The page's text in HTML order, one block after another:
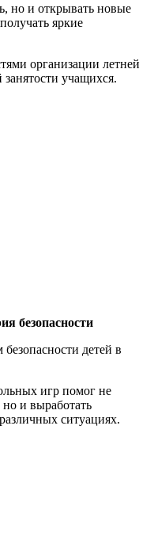
но и открывать новые
яркие
организации летней
учащихся.
безопасности
детей в
игр помог не
и выработать
ситуациях.